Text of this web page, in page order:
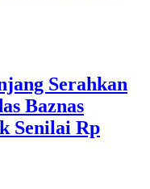
Serahkan
Baznas
Senilai Rp